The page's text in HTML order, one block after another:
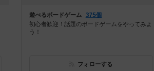
遊べるボードゲーム 375個
初心者歓迎！話題のボードゲームをやってみよ
う！
フォローする